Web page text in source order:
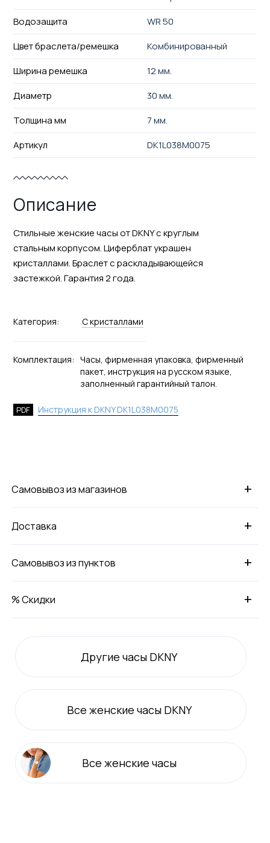
Водозащита
WR 50
Цвет браслета/ремешка
Комбинированный
Ширина ремешка
12 мм.
Диаметр
30 мм.
Толщина мм
7 мм.
Артикул
DK1L038M0075
Описание
Стильные женские часы от DKNY с круглым
стальным корпусом. Циферблат украшен
кристаллами. Браслет с раскладывающейся
застежкой. Гарантия 2 года.
Категория: С кристаллами
Комплектация: Часы, фирменная упаковка, фирменный
пакет, инструкция на русском языке,
заполненный гарантийный талон.
PDF Инструкция к DKNY DK1L038M0075
+
Самовывоз из магазинов
+
Доставка
+
Самовывоз из пунктов
+
% Скидки
Другие часы DKNY
Все женские часы DKNY
Все женские часы